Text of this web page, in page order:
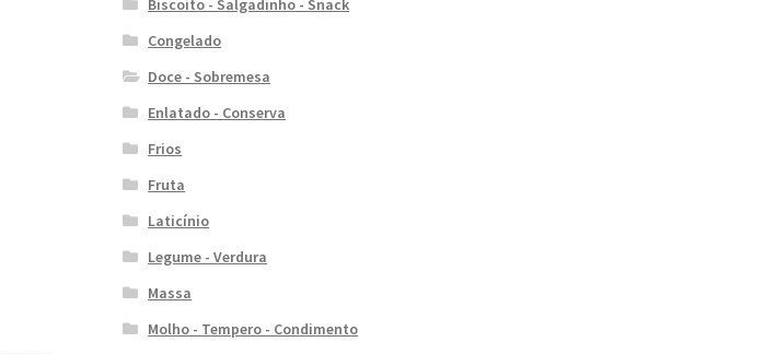
Biscoito - Salgadinho - Snack
Congelado
Doce - Sobremesa
Enlatado - Conserva
Frios
Fruta
Laticínio
Legume - Verdura
Massa
Molho - Tempero - Condimento